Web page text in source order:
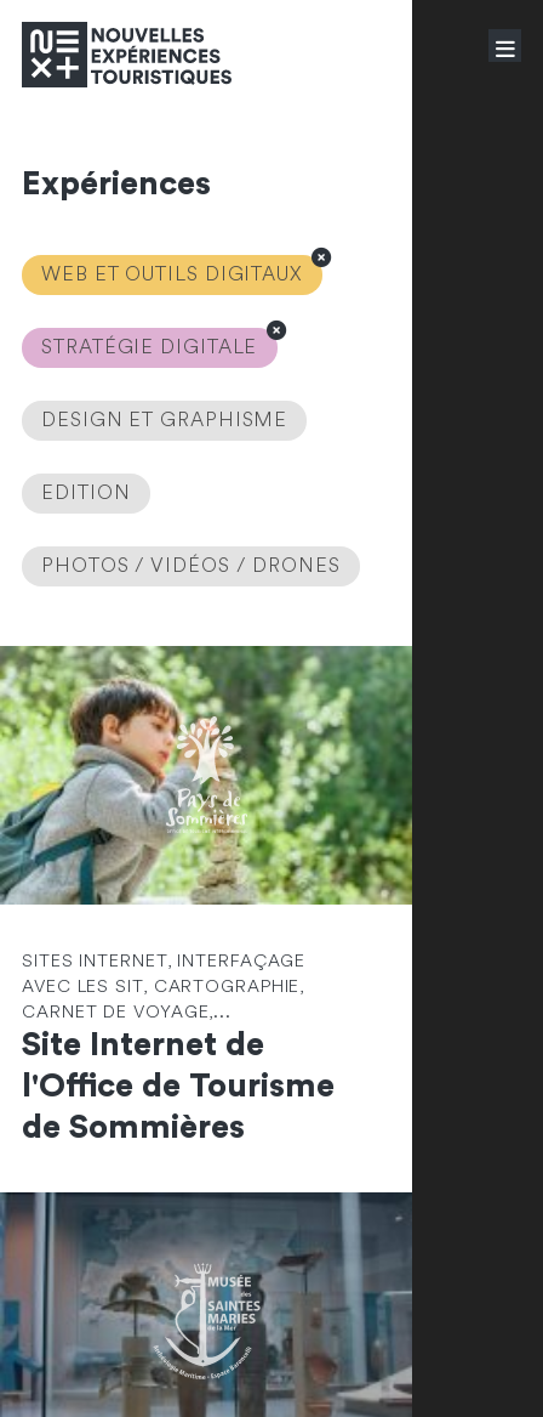
Expériences
WEB ET OUTILS DIGITAUX
STRATÉGIE DIGITALE
DESIGN ET GRAPHISME
EDITION
PHOTOS / VIDÉOS / DRONES
SITES INTERNET, INTERFAÇAGE
AVEC LES SIT, CARTOGRAPHIE,
CARNET DE VOYAGE,...
Site Internet de
l'Office de Tourisme
de Sommières